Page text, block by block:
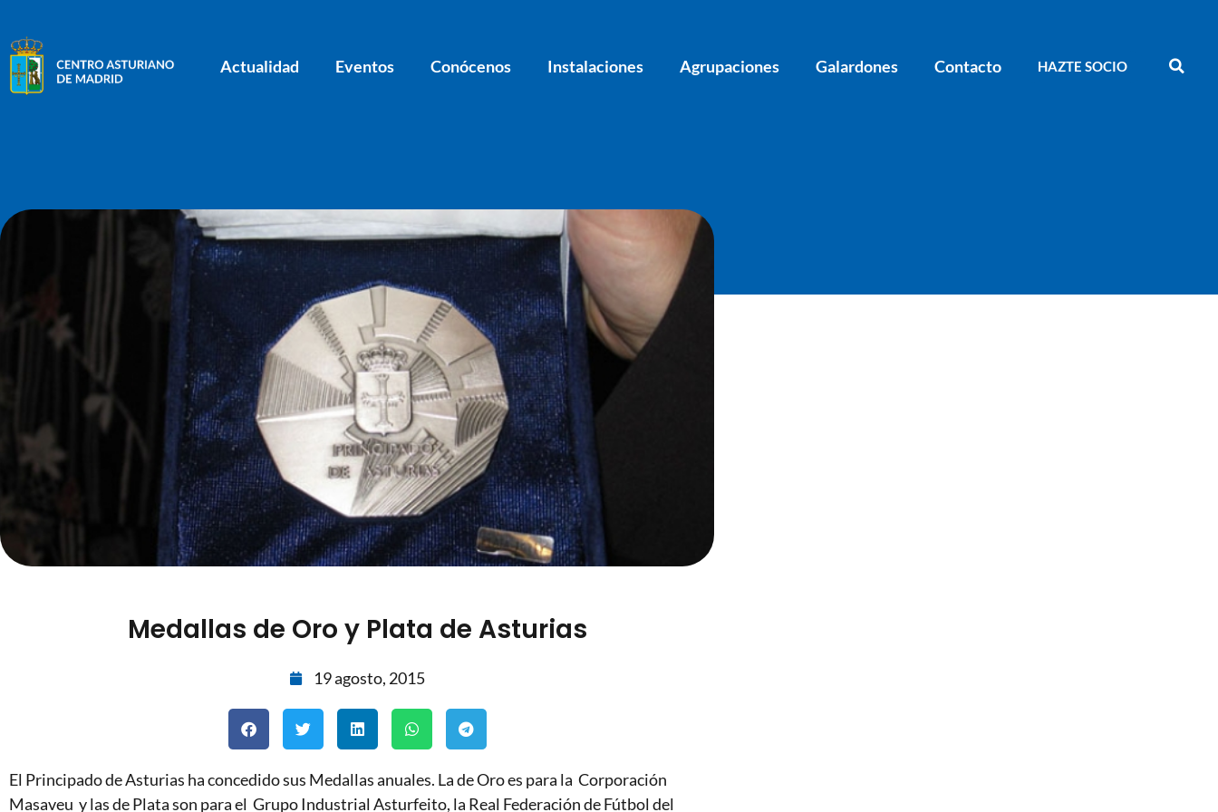
Actualidad Eventos Conócenos Instalaciones Agrupaciones Galardones Contacto HAZTE SOCIO
Medallas de Oro y Plata de Asturias
19 agosto, 2015
El Principado de Asturias ha concedido sus Medallas anuales. La de Oro es para la Corporación
Masaveu y las de Plata son para el GrupoIndustrial Asturfeito, la Real Federación de Fútbol del